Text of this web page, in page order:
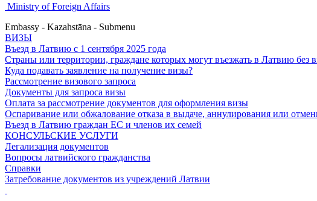
Ministry of Foreign Affairs
Embassy - Kazahstāna - Submenu
ВИЗЫ
Въезд в Латвию с 1 сентября 2025 года
Страны или территории, граждане которых могут въезжать в Латвию без
Куда подавать заявление на получение визы?
Рассмотрение визового запроса
Документы для запроса визы
Оплата за рассмотрение документов для оформления визы
Оспаривание или обжалование отказа в выдаче, аннулирования или
Въезд в Латвию граждан ЕС и членов их семей
КОНСУЛЬСКИЕ УСЛУГИ
Легализация документов
Вопросы латвийского гражданства
Справки
Затребование документов из учреждений Латвии